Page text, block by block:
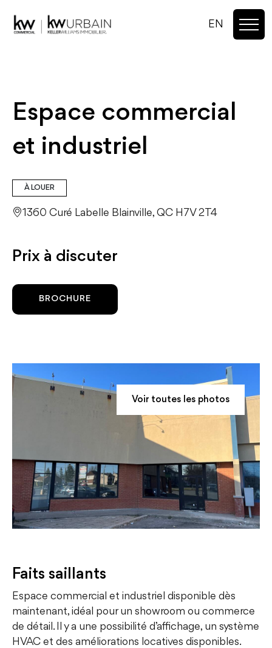
EN
Espace commercial
et industriel
À LOUER
1360 Curé Labelle Blainville, QC H7V 2T4
Prix à discuter
BROCHURE
Voir toutes les photos
Faits saillants
Espace commercial et industriel disponible dès
maintenant, idéal pour un showroom ou commerce
de détail. Il y a une possibilité d’affichage, un système
HVAC et des améliorations locatives disponibles.